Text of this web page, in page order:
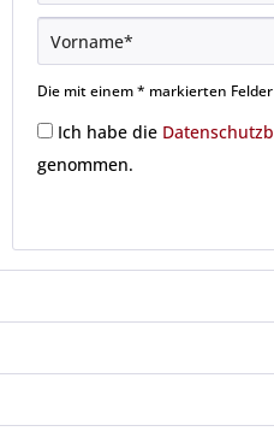
Die mit einem * markierten
Ich habe die
genommen.